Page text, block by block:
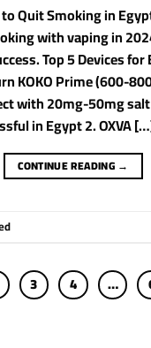
Quit Smoking in
with vaping in
Top 5 Devices
KOKO Prime (600-
with 20mg-50mg
in Egypt 2. OXVA
CONTINUE READING →
3 4 …